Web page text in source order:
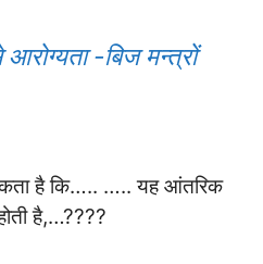
-बिज मन्त्रों
है कि….. ….. यह आंतरिक
है,…????